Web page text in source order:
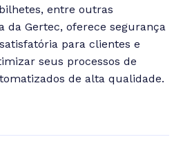
entre outras
da Gertec, oferece segurança
para clientes e
seus processos de
de alta qualidade.